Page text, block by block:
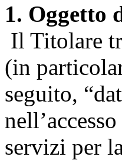
1. Oggetto
Il Titolare
(in
seguito,
servizi per